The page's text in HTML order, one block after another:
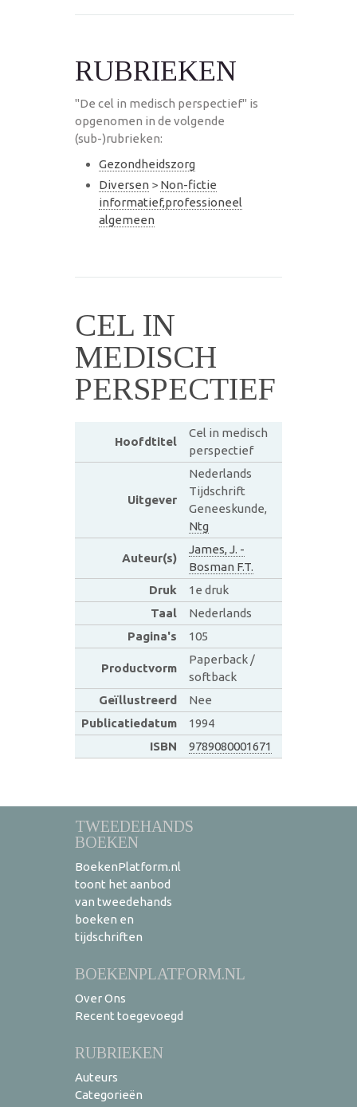
RUBRIEKEN
"De cel in medisch perspectief" is
opgenomen in de volgende
(sub-)rubrieken:
Gezondheidszorg
Diversen > Non-fictie
informatief,professioneel
algemeen
CEL IN
MEDISCH
PERSPECTIEF
Hoofdtitel
Cel in medisch
perspectief
Uitgever
Nederlands
Tijdschrift
Geneeskunde,
Ntg
Auteur(s)
James, J. -
Bosman F.T.
Druk
1e druk
Taal
Nederlands
Pagina's
105
Productvorm
Paperback /
softback
Geïllustreerd
Nee
Publicatiedatum
1994
ISBN
9789080001671
TWEEDEHANDS
BOEKEN
BoekenPlatform.nl
toont het aanbod
van tweedehands
boeken en
tijdschriften
BOEKENPLATFORM.NL
Over Ons
Recent toegevoegd
RUBRIEKEN
Auteurs
Categorieën